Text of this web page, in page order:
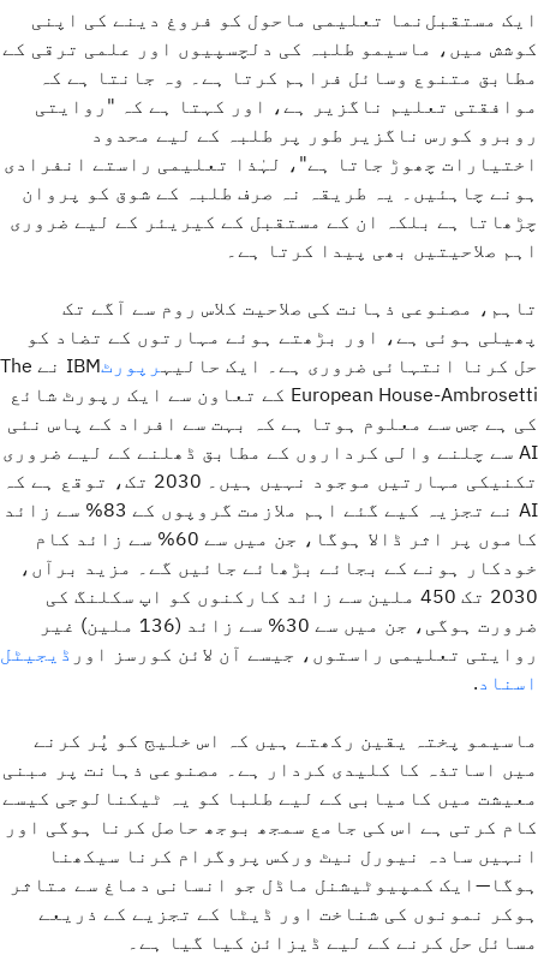
ایک مستقبل‌نما تعلیمی ماحول کو فروغ دینے کی اپنی
کوشش میں، ماسیمو طلبہ کی دلچسپیوں اور علمی ترقی کے
مطابق متنوع وسائل فراہم کرتا ہے۔ وہ جانتا ہے کہ
موافقتی تعلیم ناگزیر ہے، اور کہتا ہے کہ "روایتی
روبرو کورس ناگزیر طور پر طلبہ کے لیے محدود
اختیارات چھوڑ جاتا ہے"، لہٰذا تعلیمی راستے انفرادی
ہونے چاہئیں۔ یہ طریقہ نہ صرف طلبہ کے شوق کو پروان
چڑھاتا ہے بلکہ ان کے مستقبل کے کیریئر کے لیے ضروری
اہم صلاحیتیں بھی پیدا کرتا ہے۔
تاہم، مصنوعی ذہانت کی صلاحیت کلاس روم سے آگے تک
پھیلی ہوئی ہے، اور بڑھتے ہوئے مہارتوں کے تضاد کو
حل کرنا انتہائی ضروری ہے۔ ایک حالیہرپورٹ
IBM نے The
European House-Ambrosetti کے تعاون سے ایک رپورٹ شائع
کی ہے جس سے معلوم ہوتا ہے کہ بہت سے افراد کے پاس نئی
AI سے چلنے والی کرداروں کے مطابق ڈھلنے کے لیے ضروری
تکنیکی مہارتیں موجود نہیں ہیں۔ 2030 تک، توقع ہے کہ
AI نے تجزیہ کیے گئے اہم ملازمت گروپوں کے 83% سے زائد
کاموں پر اثر ڈالا ہوگا، جن میں سے 60% سے زائد کام
خودکار ہونے کے بجائے بڑھائے جائیں گے۔ مزید برآں،
2030 تک 450 ملین سے زائد کارکنوں کو اپ سکلنگ کی
ضرورت ہوگی، جن میں سے 30% سے زائد (136 ملین) غیر
روایتی تعلیمی راستوں، جیسے آن لائن کورسز اور ڈیجیٹل
اسناد.
ماسیمو پختہ یقین رکھتے ہیں کہ اس خلیج کو پُر کرنے
میں اساتذہ کا کلیدی کردار ہے۔ مصنوعی ذہانت پر مبنی
معیشت میں کامیابی کے لیے طلبا کو یہ ٹیکنالوجی کیسے
کام کرتی ہے اس کی جامع سمجھ بوجھ حاصل کرنا ہوگی اور
انہیں سادہ نیورل نیٹ ورکس پروگرام کرنا سیکھنا
ہوگا—ایک کمپیوٹیشنل ماڈل جو انسانی دماغ سے متاثر
ہوکر نمونوں کی شناخت اور ڈیٹا کے تجزیے کے ذریعے
مسائل حل کرنے کے لیے ڈیزائن کیا گیا ہے۔